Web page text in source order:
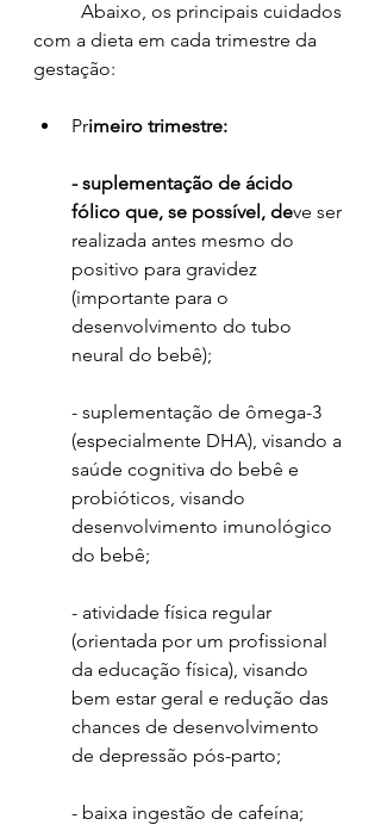
com a dieta em cada trimestre da
gestação:
Primeiro trimestre:
- suplementação de ácido
fólico que, se possível, deve ser
realizada antes mesmo do
positivo para gravidez
(importante para o
desenvolvimento do tubo
neural do bebê);
- suplementação de ômega-3
(especialmente DHA), visando a
saúde cognitiva do bebê e
probióticos, visando
desenvolvimento imunológico
do bebê;
- atividade física regular
(orientada por um profissional
da educação física), visando
bem estar geral e redução das
chances de desenvolvimento
de depressão pós-parto;
- baixa ingestão de cafeína;